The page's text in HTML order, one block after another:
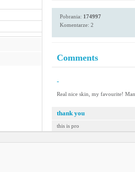
Pobrania: 174997
Komentarze: 2
Comments
-
Real nice skin, my favourite!
thank you
this is pro